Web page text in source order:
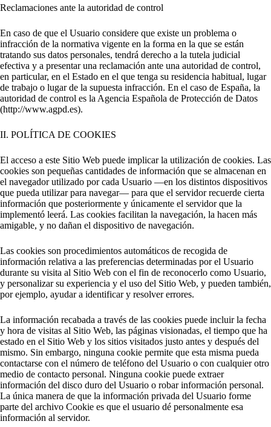
Reclamaciones ante la autoridad de control
En caso de que el Usuario considere que existe un problema o
infracción de la normativa vigente en la forma en la que se están
tratando sus datos personales, tendrá derecho a la tutela judicial
efectiva y a presentar una reclamación ante una autoridad de control,
en particular, en el Estado en el que tenga su residencia habitual, lugar
de trabajo o lugar de la supuesta infracción. En el caso de España, la
autoridad de control es la Agencia Española de Protección de Datos
(http://www.agpd.es).
II. POLÍTICA DE COOKIES
El acceso a este Sitio Web puede implicar la utilización de cookies. Las
cookies son pequeñas cantidades de información que se almacenan en
el navegador utilizado por cada Usuario —en los distintos dispositivos
que pueda utilizar para navegar— para que el servidor recuerde cierta
información que posteriormente y únicamente el servidor que la
implementó leerá. Las cookies facilitan la navegación, la hacen más
amigable, y no dañan el dispositivo de navegación.
Las cookies son procedimientos automáticos de recogida de
información relativa a las preferencias determinadas por el Usuario
durante su visita al Sitio Web con el fin de reconocerlo como Usuario,
y personalizar su experiencia y el uso del Sitio Web, y pueden también,
por ejemplo, ayudar a identificar y resolver errores.
La información recabada a través de las cookies puede incluir la fecha
y hora de visitas al Sitio Web, las páginas visionadas, el tiempo que ha
estado en el Sitio Web y los sitios visitados justo antes y después del
mismo. Sin embargo, ninguna cookie permite que esta misma pueda
contactarse con el número de teléfono del Usuario o con cualquier otro
medio de contacto personal. Ninguna cookie puede extraer
información del disco duro del Usuario o robar información personal.
La única manera de que la información privada del Usuario forme
parte del archivo Cookie es que el usuario dé personalmente esa
información al servidor.